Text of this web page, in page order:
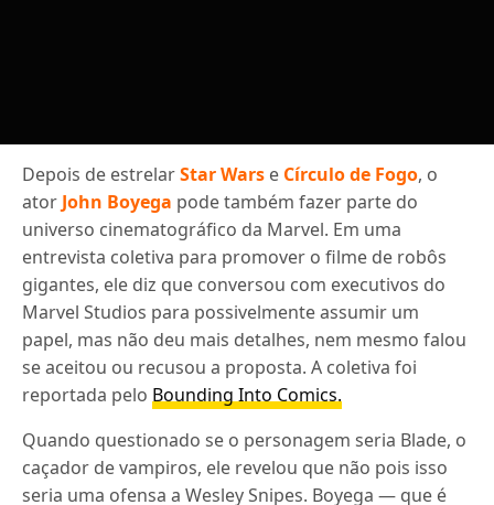
Depois de estrelarStar Wars e Círculo de Fogo, o
ator John Boyega pode também fazer parte do
universo cinematográfico da Marvel. Em uma
entrevista coletiva para promover o filme de robôs
gigantes, ele diz que conversou com executivos do
Marvel Studios para possivelmente assumir um
papel, mas não deu mais detalhes, nem mesmo falou
se aceitou ou recusou a proposta. A coletiva foi
reportada pelo Bounding Into Comics.
Quando questionado se o personagem seria Blade, o
caçador de vampiros, ele revelou que não pois isso
seria uma ofensa a Wesley Snipes. Boyega — que é